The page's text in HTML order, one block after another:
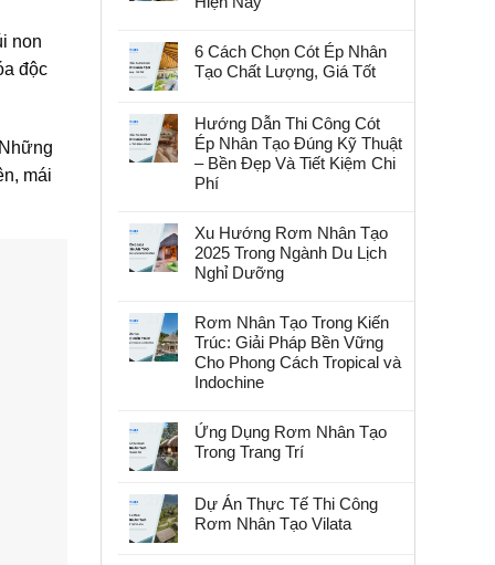
non
độc
mái
6 Cách Chọn Cót Ép Nhân
Tạo Chất Lượng, Giá Tốt
Hướng Dẫn Thi Công Cót
Ép Nhân Tạo Đúng Kỹ Thuật
– Bền Đẹp Và Tiết Kiệm Chi
Phí
Xu Hướng Rơm Nhân Tạo
2025 Trong Ngành Du Lịch
Nghỉ Dưỡng
Rơm Nhân Tạo Trong Kiến
Trúc: Giải Pháp Bền Vững
Cho Phong Cách Tropical và
Indochine
Ứng Dụng Rơm Nhân Tạo
Trong Trang Trí
Dự Án Thực Tế Thi Công
Rơm Nhân Tạo Vilata